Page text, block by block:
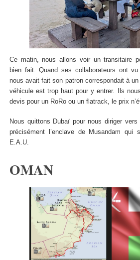
Ce matin, nous allons voir un transitaire
bien fait. Quand ses collaborateurs ont
nous avait fait son patron correspondait à
véhicule est trop haut pour y entrer. Ils
devis pour un RoRo ou un flatrack, le prix
Nous quittons Dubaï pour nous diriger vers
précisément l’enclave de Musandam
E.A.U.
OMAN